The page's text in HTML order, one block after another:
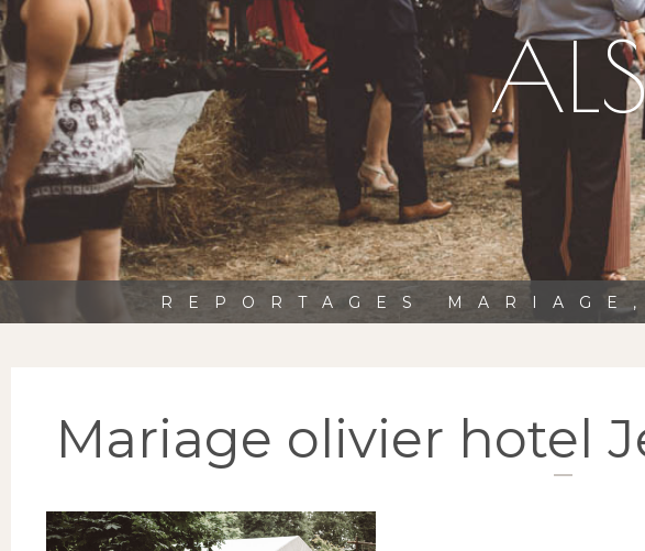
REPORTAGES
Mariage olivier hotel